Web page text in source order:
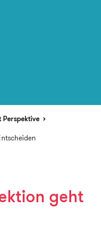
geht